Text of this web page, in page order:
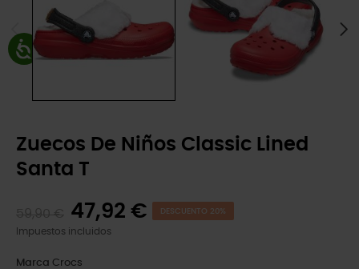
Zuecos De Niños Classic Lined
Santa T
47,92 € DESCUENTO 20%
Impuestos incluidos
Marca Crocs